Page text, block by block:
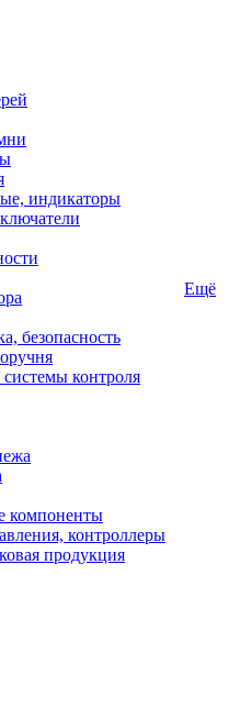
индикаторы
безопасность
контроля
компоненты
контроллеры
продукция
Ещё